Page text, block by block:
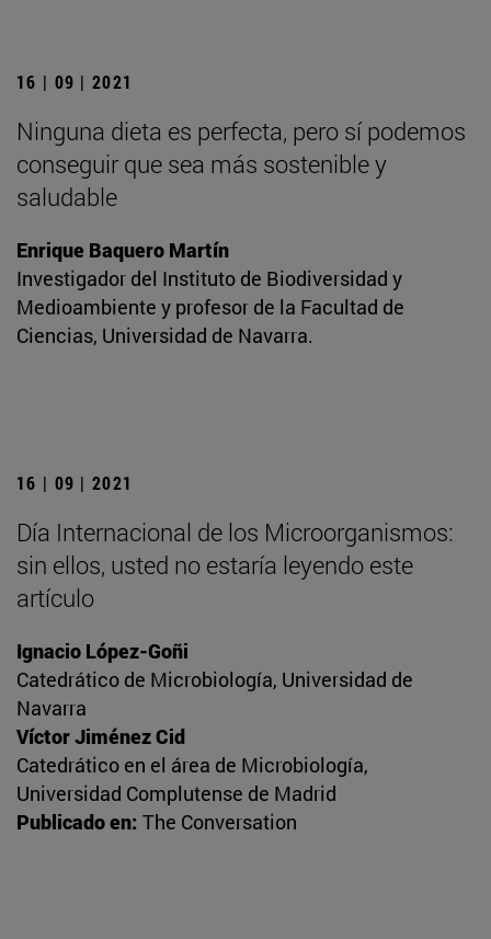
16 | 09 | 2021
Ninguna dieta es perfecta, pero sí podemos
conseguir que sea más sostenible y
saludable
Enrique Baquero Martín
Investigador del Instituto de Biodiversidad y
Medioambiente y profesor de la Facultad de
Ciencias, Universidad de Navarra.
16 | 09 | 2021
Día Internacional de los Microorganismos:
sin ellos, usted no estaría leyendo este
artículo
Ignacio López-Goñi
Catedrático de Microbiología, Universidad de
Navarra
Víctor Jiménez Cid
Catedrático en el área de Microbiología,
Universidad Complutense de Madrid
Publicado en: The Conversation